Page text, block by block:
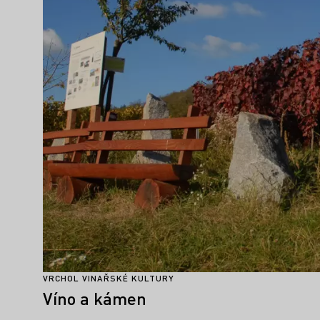
VRCHOL VINAŘSKÉ KULTURY
Víno a kámen